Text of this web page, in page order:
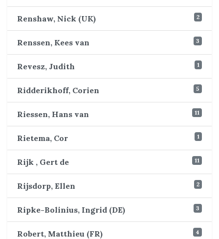
Renshaw, Nick (UK) 2
Renssen, Kees van 3
Revesz, Judith 1
Ridderikhoff, Corien 5
Riessen, Hans van 11
Rietema, Cor 1
Rijk , Gert de 11
Rijsdorp, Ellen 2
Ripke-Bolinius, Ingrid (DE) 3
Robert, Matthieu (FR) 4